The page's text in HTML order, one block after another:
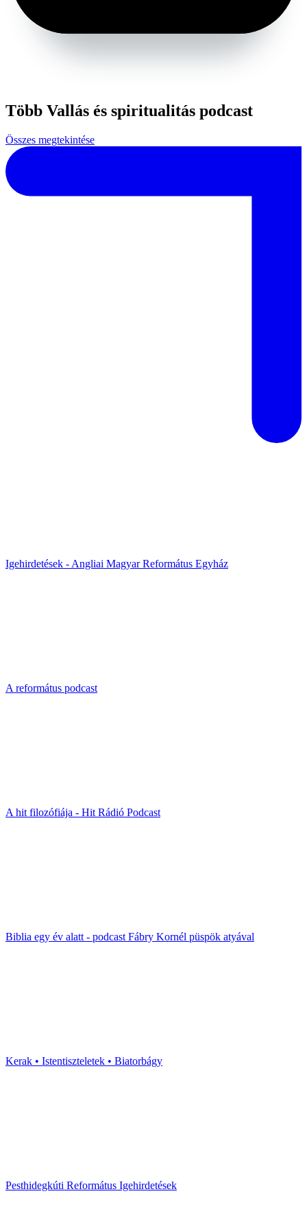
Több Vallás és spiritualitás podcast
Összes megtekintése
Igehirdetések - Angliai Magyar Református Egyház
A református podcast
A hit filozófiája - Hit Rádió Podcast
Biblia egy év alatt - podcast Fábry Kornél püspök atyával
Kerak • Istentiszteletek • Biatorbágy
Pesthidegkúti Református Igehirdetések